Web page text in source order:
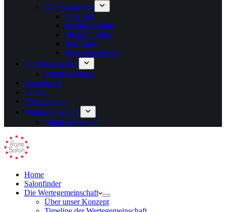
Die Mutmacher
Dirk Teß
Jennifer Brahm
Michael Lößel
Ralf Baier
Rene Krombholz
Für Interessenten
Mitgliedsantrag
Gemeinsam
Partner
Presselounge
Mitgliederbereich
Mitgliederbereich
Home
Salonfinder
Die Wertegemeinschaft
Über unser Konzept